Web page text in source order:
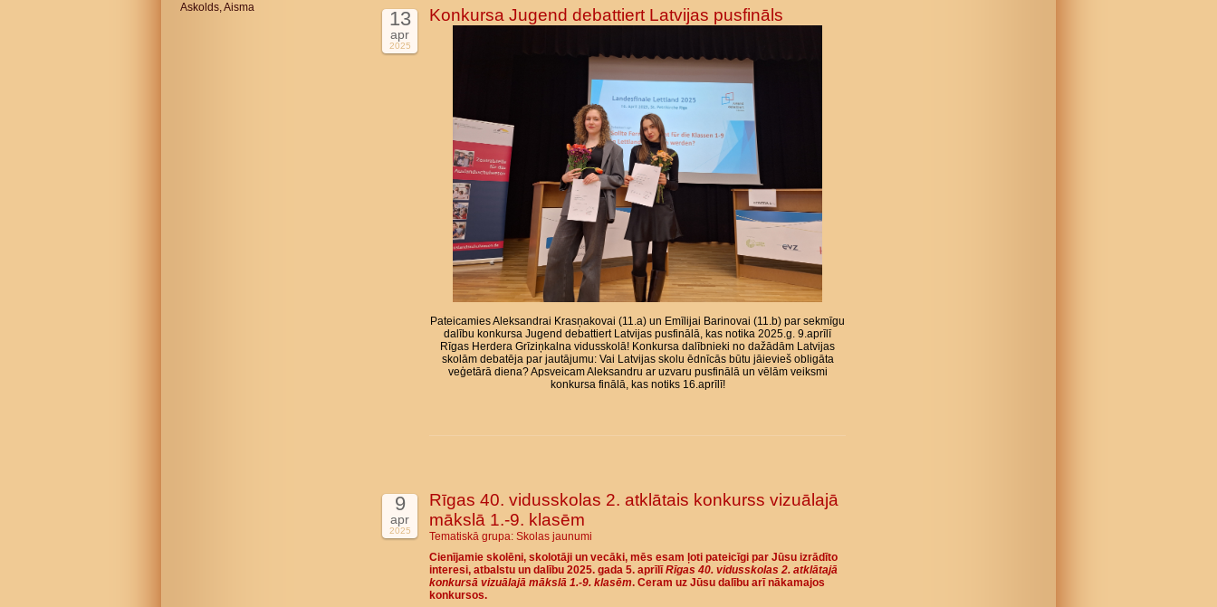
Askolds, Aisma
13
apr
2025
Konkursa Jugend debattiert Latvijas pusfināls
Pateicamies Aleksandrai Krasņakovai (11.a) un Emīlijai Barinovai (11.b) par sekmīgu
dalību konkursa Jugend debattiert Latvijas pusfinālā, kas notika 2025.g. 9.aprīlī
Rīgas Herdera Grīziņkalna vidusskolā! Konkursa dalībnieki no dažādām Latvijas
skolām debatēja par jautājumu: Vai Latvijas skolu ēdnīcās būtu jāievieš obligāta
veģetārā diena? Apsveicam Aleksandru ar uzvaru pusfinālā un vēlām veiksmi
konkursa finālā, kas notiks 16.aprīlī!
9
apr
2025
Rīgas 40. vidusskolas 2. atklātais konkurss vizuālajā
mākslā 1.-9. klasēm
Tematiskā grupa: Skolas jaunumi
Cienījamie skolēni, skolotāji un vecāki, mēs esam ļoti pateicīgi par Jūsu izrādīto
interesi, atbalstu un dalību 2025. gada 5. aprīlīRīgas 40. vidusskolas 2. atklātajā
konkursā vizuālajā mākslā 1.-9. klasēm. Ceram uz Jūsu dalību arī nākamajos
konkursos.